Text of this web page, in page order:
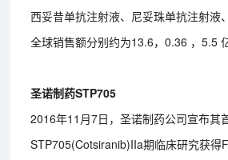
西妥昔单抗注射液、尼妥珠单抗注射液
全球销售额分别约为13.6，0.36 ，5.5
圣诺制药STP705
2016年11月7日，圣诺制药公司宣布其
STP705(Cotsiranib)IIa期临床研究获得